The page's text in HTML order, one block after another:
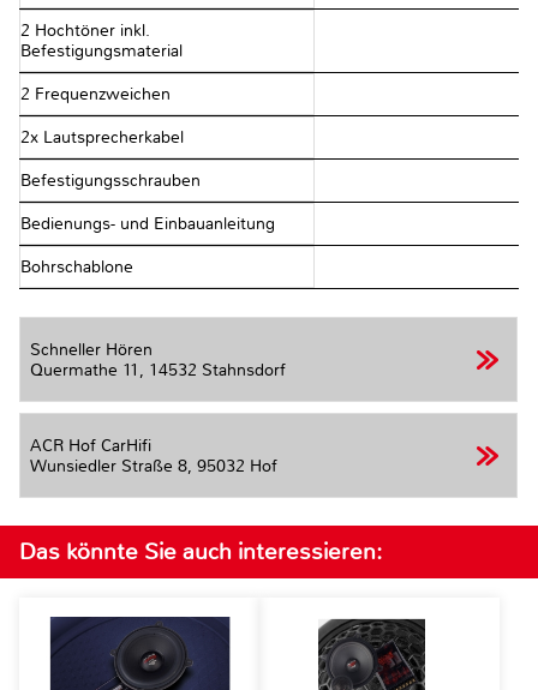
2 Hochtöner inkl.
Befestigungsmaterial
2 Frequenzweichen
2x Lautsprecherkabel
Befestigungsschrauben
Bedienungs- und Einbauanleitung
Bohrschablone
Schneller Hören
Quermathe 11, 14532 Stahnsdorf
ACR Hof CarHifi
Wunsiedler Straße 8, 95032 Hof
Das könnte Sie auch interessieren: